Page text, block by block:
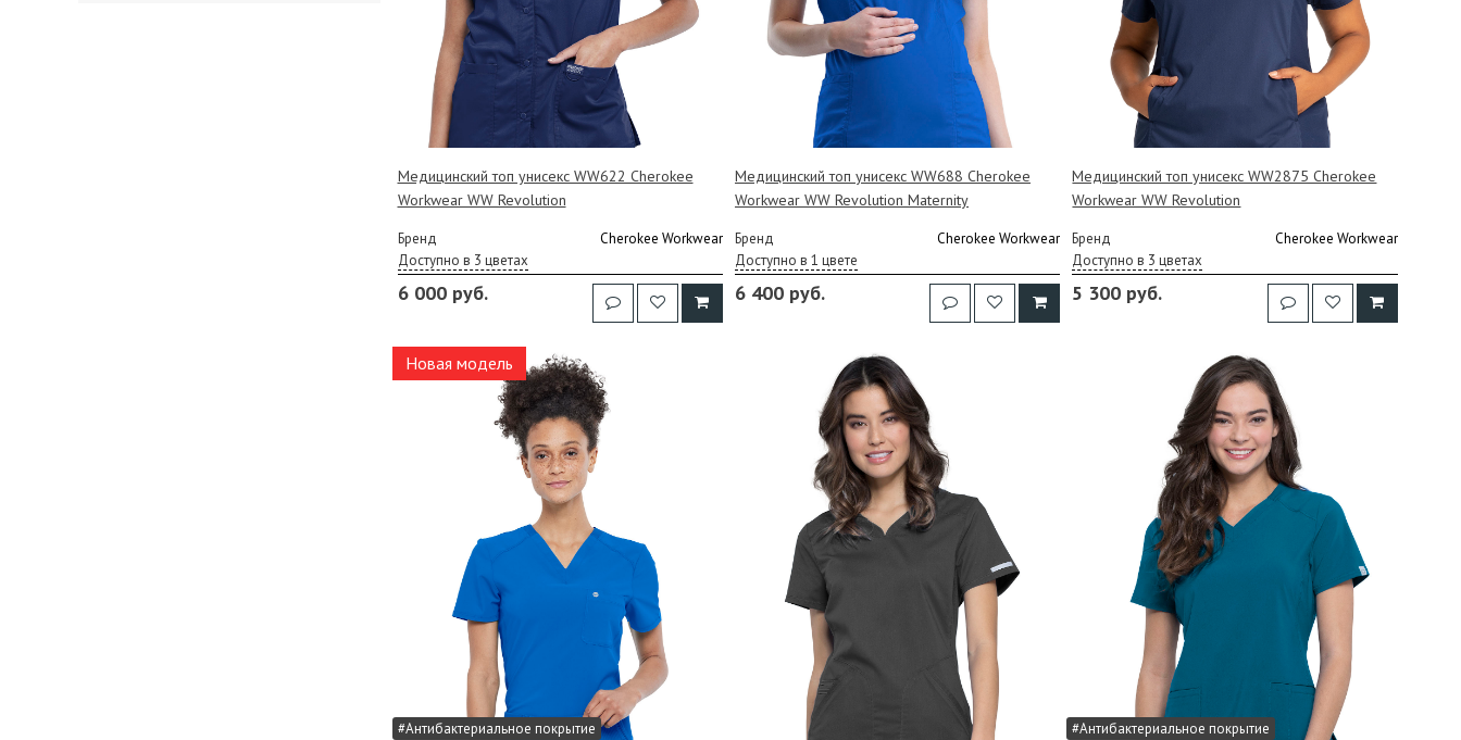
Медицинский топ унисекс WW622 Cherokee
Workwear WW Revolution
Бренд
Cherokee Workwear
Доступно в 3 цветах
6 000 руб.
Медицинский топ унисекс WW688 Cherokee
Workwear WW Revolution Maternity
Бренд
Cherokee Workwear
Доступно в 1 цвете
6 400 руб.
Медицинский топ унисекс WW2875 Cherokee
Workwear WW Revolution
Бренд
Cherokee Workwear
Доступно в 3 цветах
5 300 руб.
Новая модель
#Антибактериальное покрытие #Антибактериальное покрытие